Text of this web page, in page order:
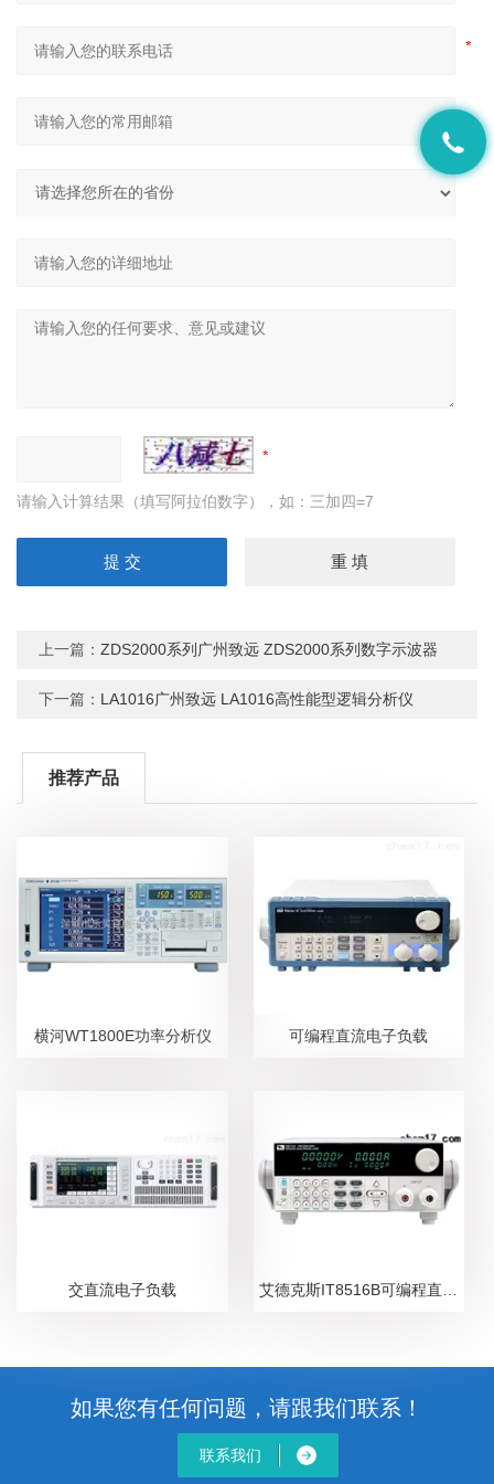
请输入计算结果（填写阿拉伯数字），如：三加四=7
上一篇：ZDS2000系列广州致远 ZDS2000系列数字示波器
下一篇： LA1016广州致远 LA1016高性能型逻辑分析仪
推荐产品
横河WT1800E功率分析仪 可编程直流电子负载
交直流电子负载
如果您有任何问题，请跟我们联系！
联系我们